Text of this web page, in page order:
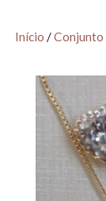
Início /Conjunto